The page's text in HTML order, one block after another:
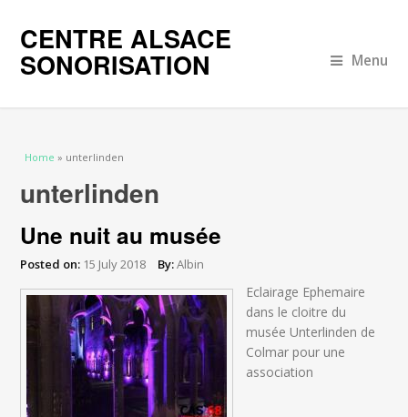
CENTRE ALSACE
SONORISATION Menu
You are here
Home » unterlinden
unterlinden
Une nuit au musée
Posted on: 15 July 2018 By:Albin
Eclairage Ephemaire
dans le cloitre du
musée Unterlinden de
Colmar pour une
association